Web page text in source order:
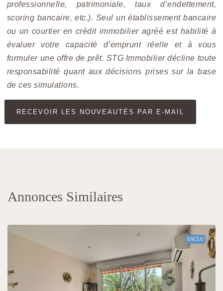
professionnelle, patrimoniale, taux d’endettement,
scoring bancaire, etc.). Seul un établissement bancaire
ou un courtier en crédit immobilier agréé est habilité à
évaluer votre capacité d’emprunt réelle et à vous
formuler une offre de prêt. STG Immobilier décline toute
responsabilité quant aux décisions prises sur la base
de ces simulations.
RECEVOIR LES NOUVEAUTÉS PAR E-MAIL
Annonces Similaires
EXCLU